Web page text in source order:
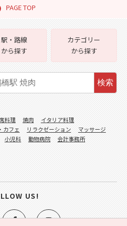
PAGE TOP
駅・路線
から探す
カテゴリー
から探す
検索
料理 焼肉
イタリア料理
カフェ リラクゼーション
マッサージ
小児科 動物病院
会計事務所
US!